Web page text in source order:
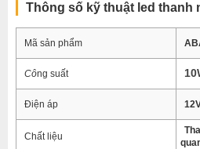
Thông số kỹ thuật led thanh
Mã sản phẩm
Công suất
Điện áp
Chất liệu